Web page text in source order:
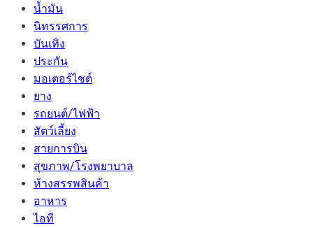
น้ำมัน
นิทรรศการ
บันเทิง
ประกัน
มอเตอร์ไชต์
ยาง
รถยนต์/ไฟฟ้า
สัตว์เลี้ยง
สายการบิน
สุขภาพ/โรงพยาบาล
ห้างสรรพสินค้า
อาหาร
ไอที